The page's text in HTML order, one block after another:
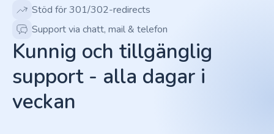
Stöd för 301/302-redirects
Support via chatt, mail & telefon
Kunnig och tillgänglig
support - alla dagar i
veckan